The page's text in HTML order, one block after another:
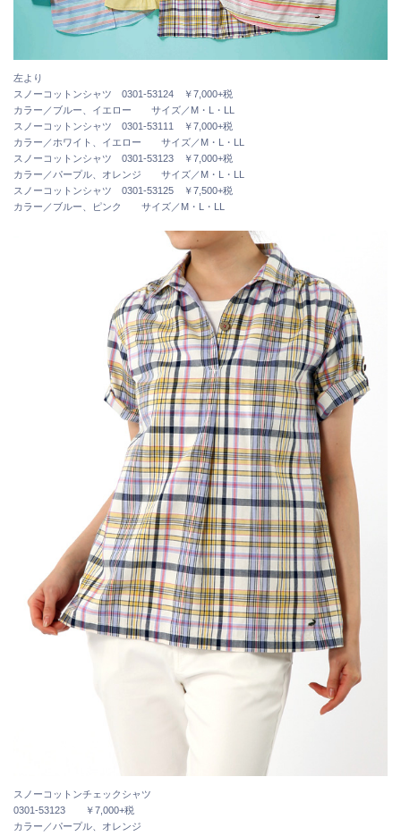
左より
スノーコットンシャツ 0301-53124 ￥7,000+税
カラー／ブルー、イエロー サイズ／M・L・LL
スノーコットンシャツ 0301-53111 ￥7,000+税
カラー／ホワイト、イエロー サイズ／M・L・LL
スノーコットンシャツ 0301-53123 ￥7,000+税
カラー／パープル、オレンジ サイズ／M・L・LL
スノーコットンシャツ 0301-53125 ￥7,500+税
カラー／ブルー、ピンク サイズ／M・L・LL
スノーコットンチェックシャツ
0301-53123 ￥7,000+税
カラー／パープル、オレンジ